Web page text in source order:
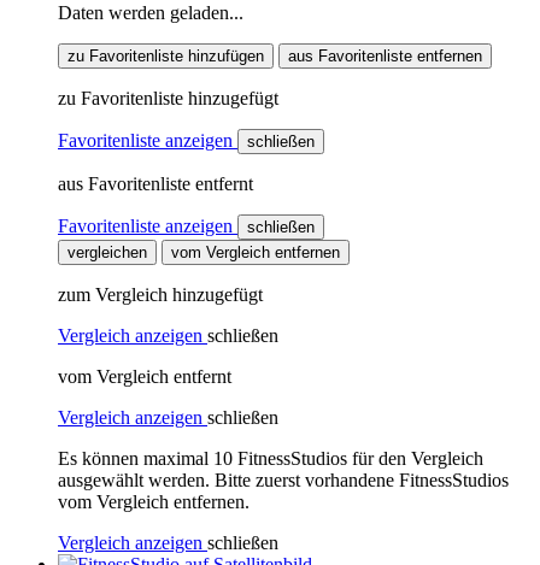
Daten werden geladen...
zu Favoritenliste hinzufügen aus Favoritenliste entfernen
zu Favoritenliste hinzugefügt
Favoritenliste anzeigen schließen
aus Favoritenliste entfernt
Favoritenliste anzeigen
schließen
vergleichen
vom Vergleich entfernen
zum Vergleich hinzugefügt
Vergleich anzeigen schließen
vom Vergleich entfernt
Vergleich anzeigen schließen
Es können maximal 10 FitnessStudios für den Vergleich
ausgewählt werden. Bitte zuerst vorhandene FitnessStudios
vom Vergleich entfernen.
Vergleich anzeigen schließen